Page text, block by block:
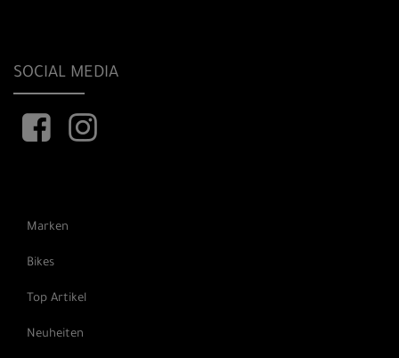
SOCIAL MEDIA
Marken
Bikes
Top Artikel
Neuheiten